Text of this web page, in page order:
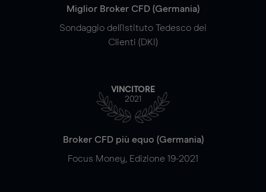
Miglior Broker CFD (Germania)
Sondaggio dell'Istituto Tedesco dei
Clienti (DKI)
VINCITORE
2021
Broker CFD più equo (Germania)
Focus Money, Edizione 19-2021